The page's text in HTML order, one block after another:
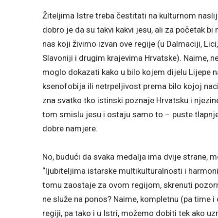
Žiteljima Istre treba čestitati na kulturnom
dobro je da su takvi kakvi jesu, ali za početak
nas koji živimo izvan ove regije (u Dalmaciji,
Slavoniji i drugim krajevima Hrvatske). Naime,
moglo dokazati kako u bilo kojem dijelu Lijepe
ksenofobija ili netrpeljivost prema bilo kojoj
zna svatko tko istinski poznaje Hrvatsku i
tom smislu jesu i ostaju samo to – puste
dobre namjere.
No, budući da svaka medalja ima dvije strane,
“ljubiteljima istarske multikulturalnosti i
tomu zaostaje za ovom regijom, skrenuti
ne služe na ponos? Naime, kompletnu (pa
regiji, pa tako i u Istri, možemo dobiti tek ako